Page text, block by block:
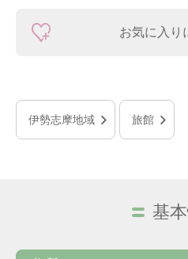
お気に入り
伊勢志摩地域 旅館
基